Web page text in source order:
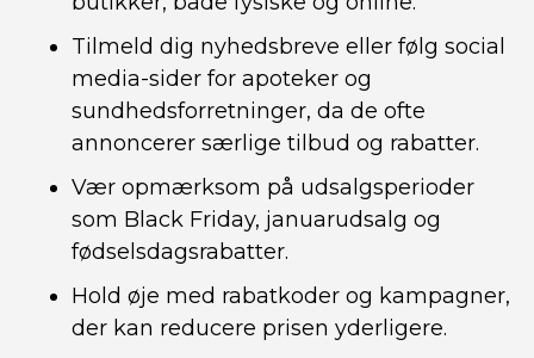
Tilmeld dig nyhedsbreve eller følg social
media-sider for apoteker og
sundhedsforretninger, da de ofte
annoncerer særlige tilbud og rabatter.
Vær opmærksom på udsalgsperioder
som Black Friday, januarudsalg og
fødselsdagsrabatter.
Hold øje med rabatkoder og kampagner,
der kan reducere prisen yderligere.